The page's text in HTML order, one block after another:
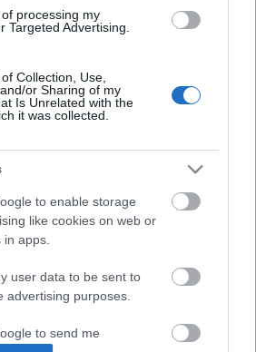
processing my
Targeted Advertising.
Collection, Use,
or Sharing of my
Is Unrelated with the
it was collected.
to enable storage
like cookies on web or
apps.
user data to be sent to
advertising purposes.
to send me
der Questgegenstand für die
nicht hergestellt werden
Skript ausgetauscht. Dies sollte
den 19.12.2018
+2) – Start des Countdowns auf